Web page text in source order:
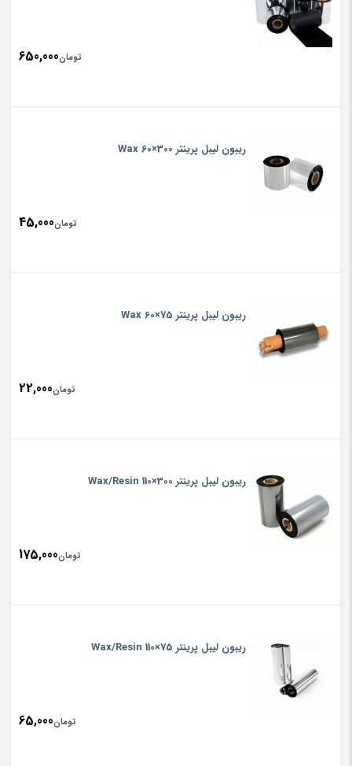
تومان650,000
ریبون لیبل پرینتر Wax 60×300
تومان45,000
ریبون لیبل پرینتر Wax 60×75
تومان22,000
ریبون لیبل پرینتر Wax/Resin 110×300
تومان175,000
ریبون لیبل پرینتر Wax/Resin 110×75
تومان65,000